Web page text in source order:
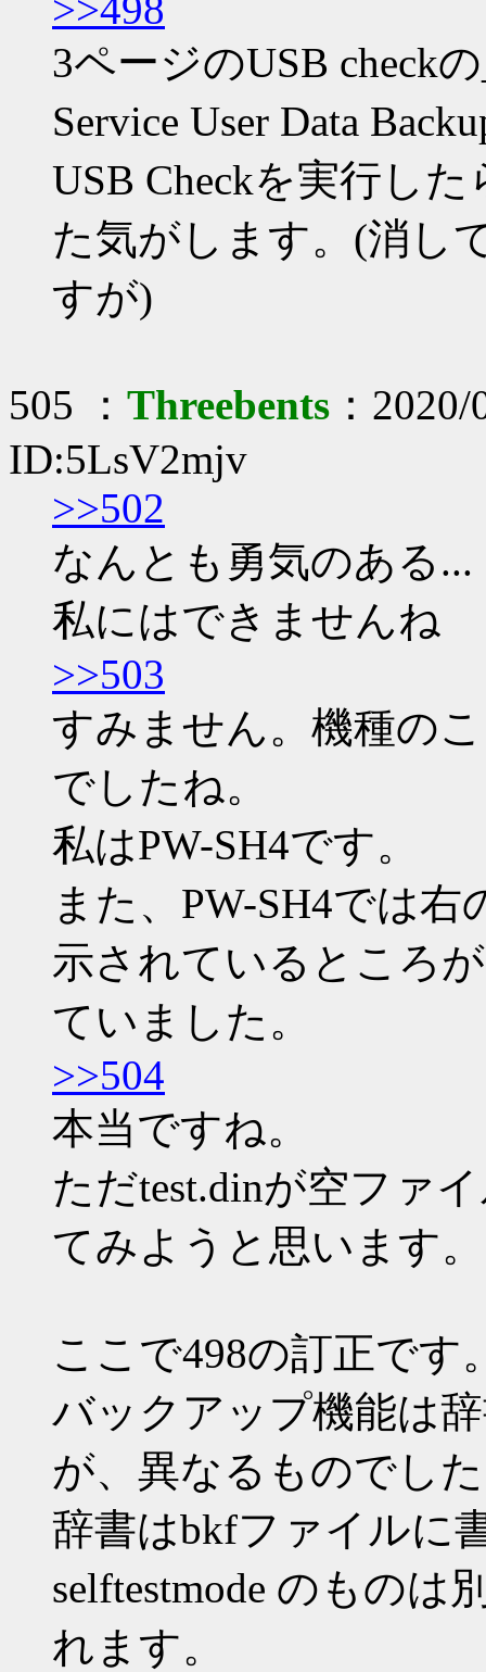
>>498
3ページのUSB check
Service User Data
USB Checkを実行し
た気がします。(消し
すが)
505 ： Threebents ：
ID:5LsV2mjv
>>502
なんとも勇気のある...
私にはできませんね
>>503
すみません。機種の
でしたね。
私はPW-SH4です。
また、PW-SH4では
示されているところ
ていました。
>>504
本当ですね。
ただtest.dinが空ファ
てみようと思います。
ここで498の訂正です
バックアップ機能は
が、異なるものでし
辞書はbkfファイルに
selftestmode のもの
れます。